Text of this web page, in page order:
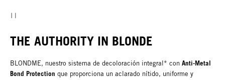
THE AUTHORITY IN BLONDE
BLONDME, nuestro sistema de decoloración integral* con Anti-Metal
Bond Protection que proporciona un aclarado nítido, uniforme y